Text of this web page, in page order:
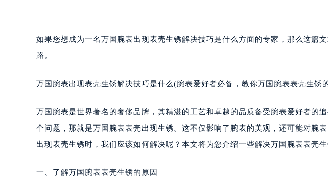
如果您想成为一名万国腕表出现表壳生锈解决技巧是什么方面的专家，那么这篇
路。
万国腕表出现表壳生锈解决技巧是什么(腕表爱好者必备，教你万国腕表表壳生锈
万国腕表是世界著名的奢侈品牌，其精湛的工艺和卓越的品质备受腕表爱好者的
个问题，那就是万国腕表表壳出现生锈。这不仅影响了腕表的美观，还可能对腕
出现表壳生锈时，我们应该如何解决呢？本文将为您介绍一些解决万国腕表表壳生
一、了解万国腕表表壳生锈的原因